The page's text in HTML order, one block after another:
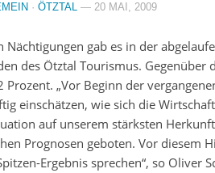
· ÖTZTAL — 20 MAI, 2009
gab es in der
des Ötztal Tourismus. Gegenüber
Prozent. „Vor Beginn der
einschätzen, wie sich die
auf unserem stärksten
Prognosen geboten. Vor diesem
Ergebnis sprechen“, so Oliver